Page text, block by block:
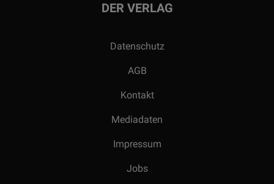
DER VERLAG
Datenschutz
AGB
Kontakt
Mediadaten
Impressum
Jobs